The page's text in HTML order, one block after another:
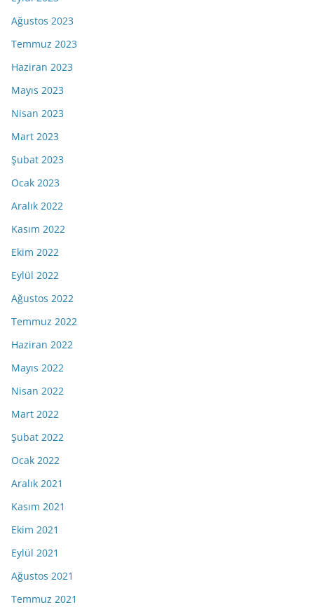
Ağustos 2023
Temmuz 2023
Haziran 2023
Mayıs 2023
Nisan 2023
Mart 2023
Şubat 2023
Ocak 2023
Aralık 2022
Kasım 2022
Ekim 2022
Eylül 2022
Ağustos 2022
Temmuz 2022
Haziran 2022
Mayıs 2022
Nisan 2022
Mart 2022
Şubat 2022
Ocak 2022
Aralık 2021
Kasım 2021
Ekim 2021
Eylül 2021
Ağustos 2021
Temmuz 2021